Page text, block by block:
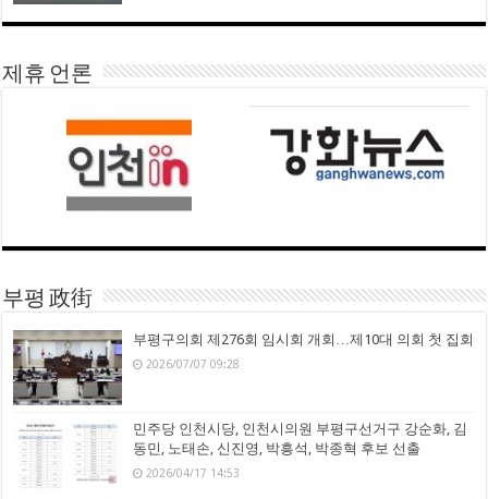
제휴 언론
부평 政街
부평구의회 제276회 임시회 개회…제10대 의회 첫 집회
2026/07/07 09:28
민주당 인천시당, 인천시의원 부평구선거구 강순화, 김
동민, 노태손, 신진영, 박흥석, 박종혁 후보 선출
2026/04/17 14:53